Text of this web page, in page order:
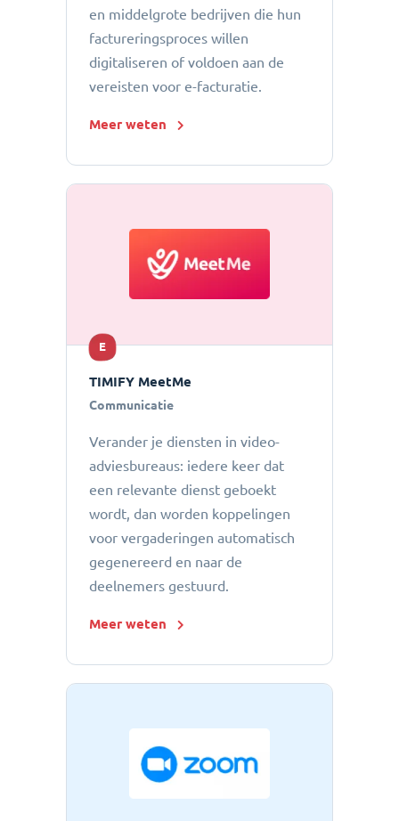
en middelgrote bedrijven die hun
factureringsproces willen
digitaliseren of voldoen aan de
vereisten voor e-facturatie.
Meer weten
E
TIMIFY MeetMe
Communicatie
Verander je diensten in video-
adviesbureaus: iedere keer dat
een relevante dienst geboekt
wordt, dan worden koppelingen
voor vergaderingen automatisch
gegenereerd en naar de
deelnemers gestuurd.
Meer weten